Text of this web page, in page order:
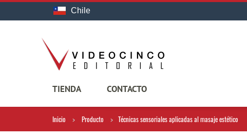
Chile
TIENDA CONTACTO
Inicio Producto Técnicas sensoriales aplicadas al masaje estético